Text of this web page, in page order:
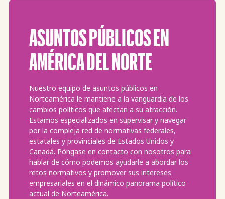
ASUNTOS PÚBLICOS EN
AMÉRICA DEL NORTE
Nuestro equipo de asuntos públicos en
Norteamérica le mantiene a la vanguardia de los
cambios políticos que afectan a su atracción.
Estamos especializados en supervisar y navegar
por la compleja red de normativas federales,
estatales y provinciales de Estados Unidos y
Canadá. Póngase en contacto con nosotros para
hablar de cómo podemos ayudarle a abordar los
retos normativos y promover sus intereses
empresariales en el dinámico panorama político
actual de Norteamérica.